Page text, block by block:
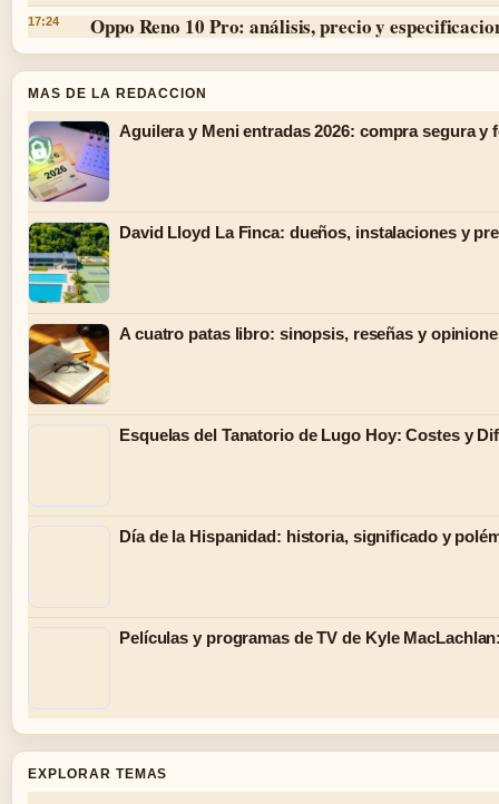
17:24 Oppo Reno 10 Pro: análisis, precio y
MAS DE LA REDACCION
Aguilera y Meni entradas 2026: compra segura y
David Lloyd La Finca: dueños, instalaciones y
A cuatro patas libro: sinopsis, reseñas y
Esquelas del Tanatorio de Lugo Hoy: Costes y
Día de la Hispanidad: historia, significado y
Películas y programas de TV de Kyle
EXPLORAR TEMAS